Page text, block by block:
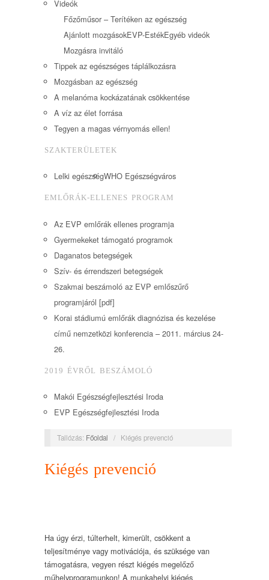
Videók
Főzőműsor – Terítéken az egészség
Ajánlott mozgásokEVP-EstékEgyéb videók
Mozgásra invitáló
Tippek az egészséges táplálkozásra
Mozgásban az egészség
A melanóma kockázatának csökkentése
A víz az élet forrása
Tegyen a magas vérnyomás ellen!
SZAKTERÜLETEK
Lelki egészségWHO Egészségváros
EMLŐRÁK-ELLENES PROGRAM
Az EVP emlőrák ellenes programja
Gyermekeket támogató programok
Daganatos betegségek
Szív- és érrendszeri betegségek
Szakmai beszámoló az EVP emlőszűrő
programjáról [pdf]
Korai stádiumú emlőrák diagnózisa és kezelése
című nemzetközi konferencia – 2011. március 24-
26.
2019 ÉVRŐL BESZÁMOLÓ
Makói Egészségfejlesztési Iroda
EVP Egészségfejlesztési Iroda
Tallózás: Főoldal / Kiégés prevenció
Kiégés prevenció
Ha úgy érzi, túlterhelt, kimerült, csökkent a
teljesítménye vagy motivációja, és szüksége van
támogatásra, vegyen részt kiégés megelőző
műhelyprogramunkon! A munkahelyi kiégés